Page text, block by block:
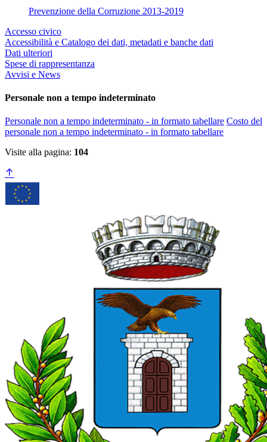
Prevenzione della Corruzione 2013-2019
Accesso civico
Accessibilità e Catalogo dei dati, metadati e banche dati
Dati ulteriori
Spese di rappresentanza
Avvisi e News
Personale non a tempo indeterminato
Personale non a tempo indeterminato - in formato tabellare Costo del
personale non a tempo indeterminato - in formato tabellare
Visite alla pagina: 104